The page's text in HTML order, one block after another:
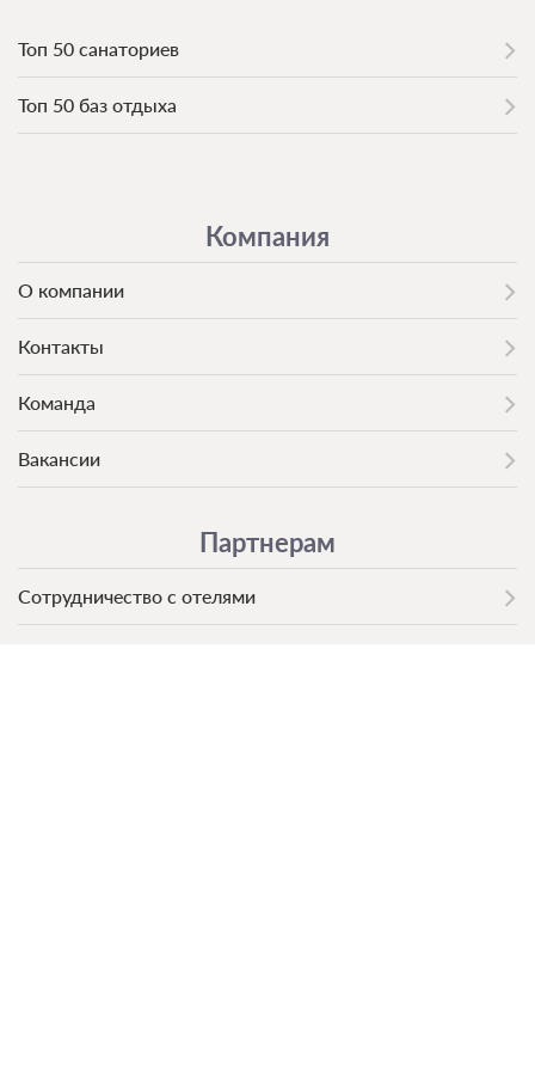
При отмене оплата не возвращается
составляет 1444 руб.
Топ 50 санаториев
Топ 50 баз отдыха
Компания
О компании
Контакты
Команда
Вакансии
Партнерам
Сотрудничество с отелями